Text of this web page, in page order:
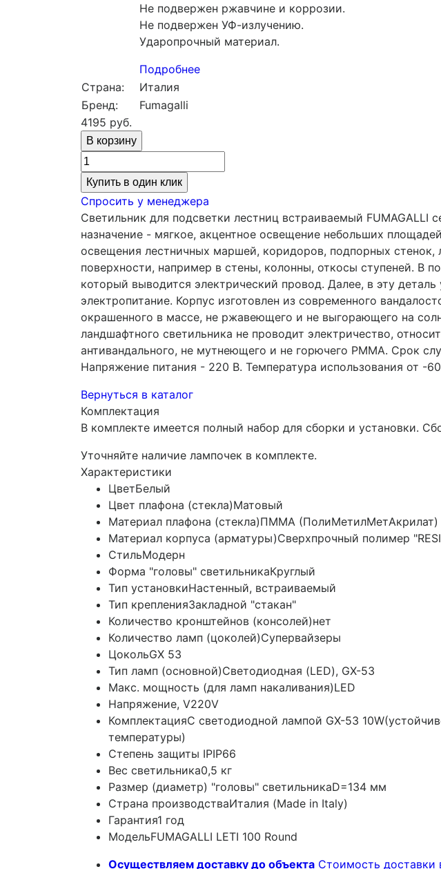
Не подвержен ржавчине и коррозии.
Не подвержен УФ-излучению.
Ударопрочный материал.
Подробнее
Страна:
Италия
Бренд:
Fumagalli
4195 руб.
Купить в один клик
Спросить у менеджера
Светильник для подсветки лестниц встраиваемый FUMAGALLI
назначение - мягкое, акцентное освещение небольших
освещения лестничных маршей, коридоров, подпорных стенок,
поверхности, например в стены, колонны, откосы ступеней. В
который выводится электрический провод. Далее, в эту
электропитание. Корпус изготовлен из современного
окрашенного в массе, не ржавеющего и не выгорающего на
ландшафтного светильника не проводит электричество,
антивандального, не мутнеющего и не горючего PMMA. Срок
Напряжение питания - 220 В. Температура использования от -
Вернуться в каталог
Комплектация
В комплекте имеется полный набор для сборки и установки.
Уточняйте наличие лампочек в комплекте.
Характеристики
ЦветБелый
Цвет плафона (стекла)Матовый
Материал плафона (стекла)ПММА (ПолиМетилМетАкрилат)
Материал корпуса (арматуры)Сверхпрочный полимер
СтильМодерн
Форма "головы" светильникаКруглый
Тип установкиНастенный, встраиваемый
Тип крепленияЗакладной "стакан"
Количество кронштейнов (консолей)нет
Количество ламп (цоколей)Супервайзеры
ЦокольGX 53
Тип ламп (основной)Светодиодная (LED), GX-53
Макс. мощность (для ламп накаливания)LED
Напряжение, V220V
КомплектацияC светодиодной лампой GX-53
температуры)
Степень защиты IPIP66
Вес светильника0,5 кг
Размер (диаметр) "головы" светильникаD=134 мм
Страна производстваИталия (Made in Italy)
Гарантия1 год
МодельFUMAGALLI LETI 100 Round
Осуществляем доставку до объекта Стоимость доставки